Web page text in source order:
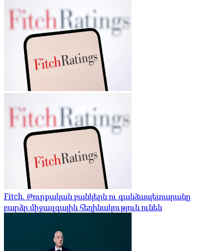
Fitch. Թուրքական բանկերն ու գանձապետարանը
բարձր միջազգային հեղինակություն ունեն